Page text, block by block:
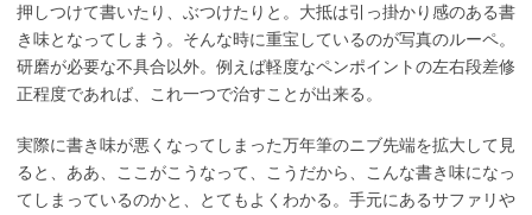
押しつけて書いたり、ぶつけたりと。大抵は引っ掛かり感のある書
き味となってしまう。そんな時に重宝しているのが写真のルーペ。
研磨が必要な不具合以外。例えば軽度なペンポイントの左右段差修
正程度であれば、これ一つで治すことが出来る。
実際に書き味が悪くなってしまった万年筆のニブ先端を拡大して見
ると、ああ、ここがこうなって、こうだから、こんな書き味になっ
てしまっているのかと、とてもよくわかる。手元にあるサファリや